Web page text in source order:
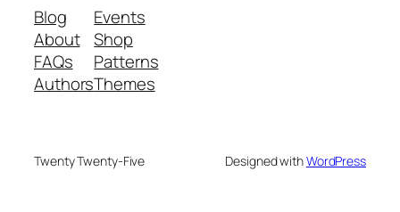
Blog
About
FAQs
Authors
Events
Shop
Patterns
Themes
Twenty Twenty-Five Designed withWordPress